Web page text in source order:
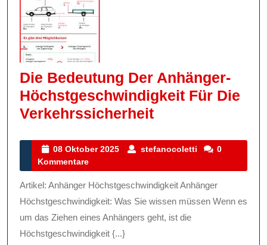
Die Bedeutung Der Anhänger-
Höchstgeschwindigkeit Für Die
VerkehrssicherheitDie
Der
Für
Die
08 Oktober 2025
08
2025
stefanocoletti stefanocoletti
0
Kommentare
Artikel: Anhänger Höchstgeschwindigkeit Anhänger
Höchstgeschwindigkeit: Was Sie wissen müssen Wenn es
um das Ziehen eines Anhängers geht, ist die
Höchstgeschwindigkeit {...}